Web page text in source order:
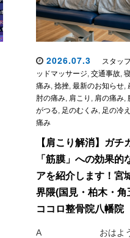
2026.07.3 スタッ
ッドマッサージ, 交通事故,
痛み, 捻挫, 最新のお知らせ,
肘の痛み, 肩こり , 肩の痛み,
がつる, 足のむくみ, 足の冷え
痛み
【肩こり解消】ガチ
「筋膜」への効果
アを紹介します！宮
界隈(国見・柏木・角
ココロ整骨院八幡院
A おはようござ